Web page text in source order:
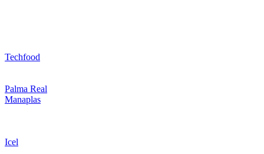
Techfood
Palma Real
Manaplas
Icel